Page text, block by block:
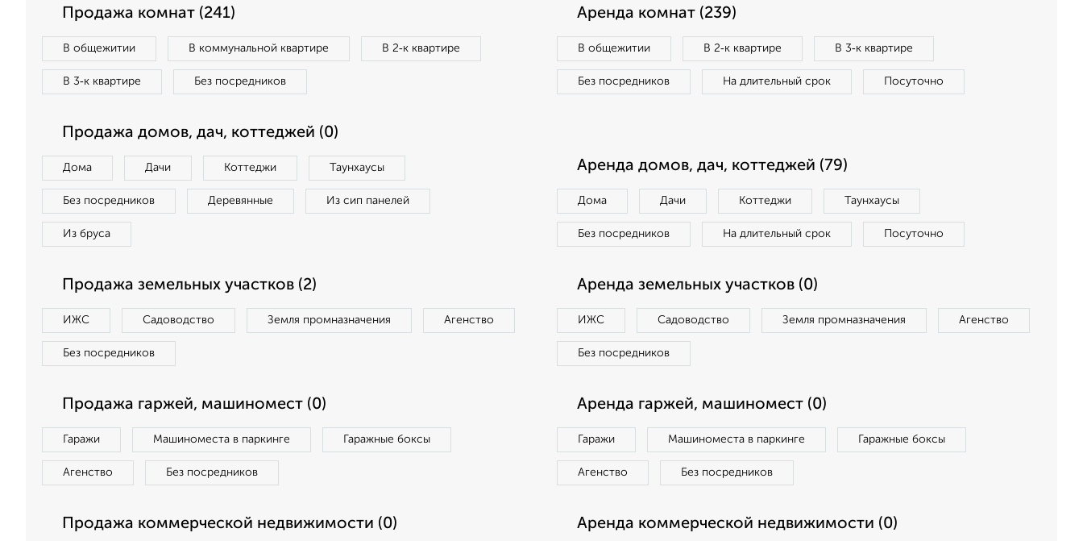
Продажа комнат (241)
В общежитии В коммунальной квартире В 2‑к квартире
В 3‑к квартире Без посредников
Аренда комнат (239)
В общежитии В 2‑к квартире В 3‑к квартире
Без посредников На длительный срок Посуточно
Продажа домов, дач, коттеджей (0)
Дома Дачи Коттеджи Таунхаусы
Без посредников Деревянные Из сип панелей
Из бруса
Аренда домов, дач, коттеджей (79)
Дома Дачи Коттеджи Таунхаусы
Без посредников На длительный срок Посуточно
Продажа земельных участков (2)
ИЖС Садоводство Земля промназначения Агенство
Без посредников
Аренда земельных участков (0)
ИЖС Садоводство Земля промназначения Агенство
Без посредников
Продажа гаржей, машиномест (0)
Гаражи Машиноместа в паркинге Гаражные боксы
Агенство Без посредников
Аренда гаржей, машиномест (0)
Гаражи Машиноместа в паркинге Гаражные боксы
Агенство Без посредников
Продажа коммерческой недвижимости (0) Аренда коммерческой недвижимости (0)